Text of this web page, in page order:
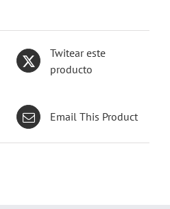
Twitear este
producto
Email This Product